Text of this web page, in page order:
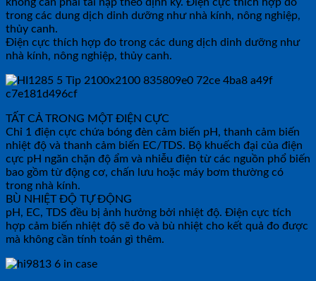
trong các dung dịch dinh dưỡng như nhà kính, nông nghiệp,
thủy canh.
Điện cực thích hợp đo trong các dung dịch dinh dưỡng như
nhà kính, nông nghiệp, thủy canh.
TẤT CẢ TRONG MỘT ĐIỆN CỰC
Chỉ 1 điện cực chứa bóng đèn cảm biến pH, thanh cảm biến
nhiệt độ và thanh cảm biến EC/TDS. Bộ khuếch đại của điện
cực pH ngăn chặn độ ẩm và nhiễu điện từ các nguồn phổ biến
bao gồm từ động cơ, chấn lưu hoặc máy bơm thường có
trong nhà kính.
BÙ NHIỆT ĐỘ TỰ ĐỘNG
pH, EC, TDS đều bị ảnh hưởng bởi nhiệt độ. Điện cực tích
hợp cảm biến nhiệt độ sẽ đo và bù nhiệt cho kết quả đo được
mà không cần tính toán gì thêm.